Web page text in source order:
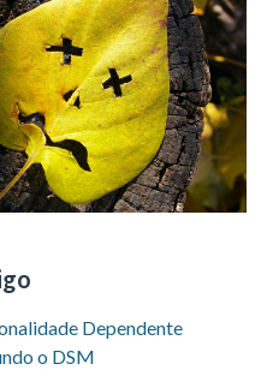
Dependente
o DSM